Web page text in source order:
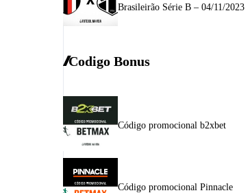
Brasileirão Série B – 04/11/2023
Codigo Bonus
Código promocional b2xbet
Código promocional Pinnacle